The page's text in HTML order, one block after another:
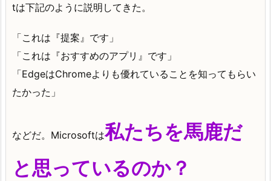
tは下記のように説明してきた。
「これは『提案』です」
「これは『おすすめのアプリ』です」
「EdgeはChromeよりも優れていることを知ってもらい
たかった」
などだ。Microsoftは私たちを馬鹿だ
と思っているのか？